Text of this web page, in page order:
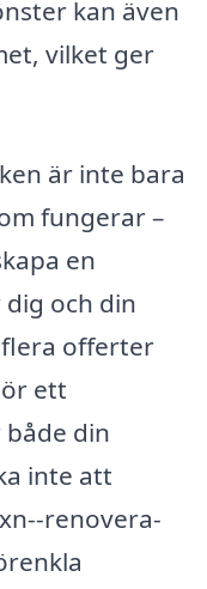
kan även
vilket ger
är inte bara
fungerar –
en
och din
offerter
ett
din
inte att
renovera-